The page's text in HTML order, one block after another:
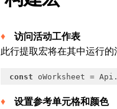
访问活动工作表
此行提取宏将在其中运行的
const oWorksheet =
设置参考单元格和颜色